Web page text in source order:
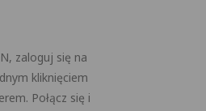
zaloguj się na
kliknięciem
Połącz się i